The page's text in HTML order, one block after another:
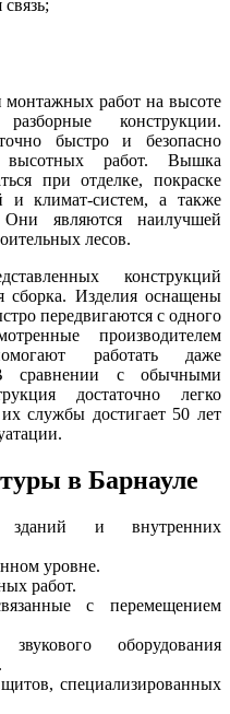
работ на высоте
конструкции.
быстро и безопасно
высотных работ. Вышка
при отделке, покраске
и климат-систем, а также
являются наилучшей
лесов.
конструкций
сборка. Изделия оснащены
передвигаются с одного
производителем
работать даже
сравнении с обычными
достаточно легко
службы достигает 50 лет
в Барнауле
зданий и внутренних
уровне.
работ.
с перемещением
оборудования
специализированных